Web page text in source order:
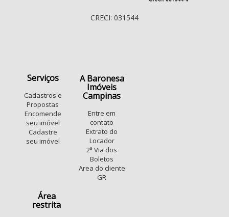
CRECI: 031544
Serviços
Cadastros e
Propostas
Encomende
seu imóvel
Cadastre
seu imóvel
A Baronesa
Imóveis
Campinas
Entre em
contato
Extrato do
Locador
2ª Via dos
Boletos
Area do cliente
GR
Área
restrita